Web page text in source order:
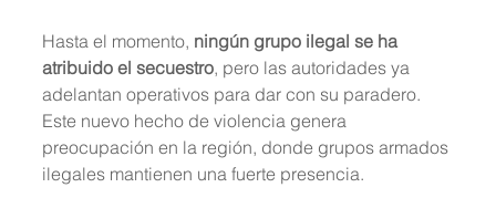
Hasta el momento, ningún grupo ilegal se ha
atribuido el secuestro, pero las autoridades ya
adelantan operativos para dar con su paradero.
Este nuevo hecho de violencia genera
preocupación en la región, donde grupos armados
ilegales mantienen una fuerte presencia.